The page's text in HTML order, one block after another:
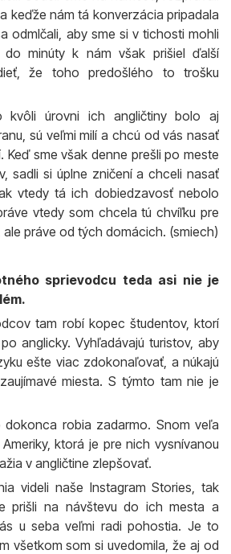
keďže nám tá konverzácia pripadala
odmlčali, aby sme si v tichosti mohli
minúty k nám však prišiel ďalší
že toho predošlého to trošku
kvôli úrovni ich angličtiny bolo aj
sú veľmi milí a chcú od vás nasať
Keď sme však denne prešli po meste
sadli si úplne zničení a chceli nasať
vtedy tá ich dobiedzavosť nebolo
vtedy som chcela tú chvíľku pre
ale práve od tých domácich. (smiech)
sprievodcu teda asi nie je
tam robí kopec študentov, ktorí
anglicky. Vyhľadávajú turistov, aby
ešte viac zdokonaľovať, a núkajú
miesta. S týmto tam nie je
dokonca robia zadarmo. Snom veľa
ktorá je pre nich vysnívanou
v angličtine zlepšovať.
videli naše Instagram Stories, tak
prišli na návštevu do ich mesta a
u seba veľmi radi pohostia. Je to
všetkom som si uvedomila, že aj od